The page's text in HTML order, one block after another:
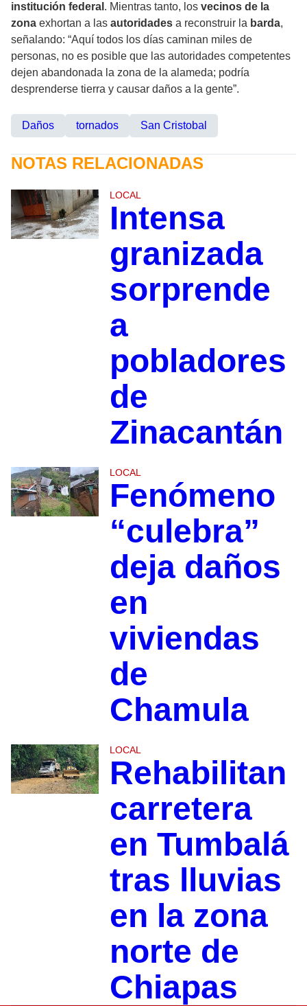
institución federal . Mientras tanto, los vecinos de la
zona exhortan a las autoridades a reconstruir la barda,
señalando: “Aquí todos los días caminan miles de
personas, no es posible que las autoridades competentes
dejen abandonada la zona de la alameda; podría
desprenderse tierra y causar daños a la gente”.
Daños tornados San Cristobal
NOTAS RELACIONADAS
LOCAL
Intensa
granizada
sorprende
a
pobladores
de
Zinacantán
LOCAL
Fenómeno
“culebra”
deja daños
en
viviendas
de
Chamula
LOCAL
Rehabilitan
carretera
en Tumbalá
tras lluvias
en la zona
norte de
Chiapas